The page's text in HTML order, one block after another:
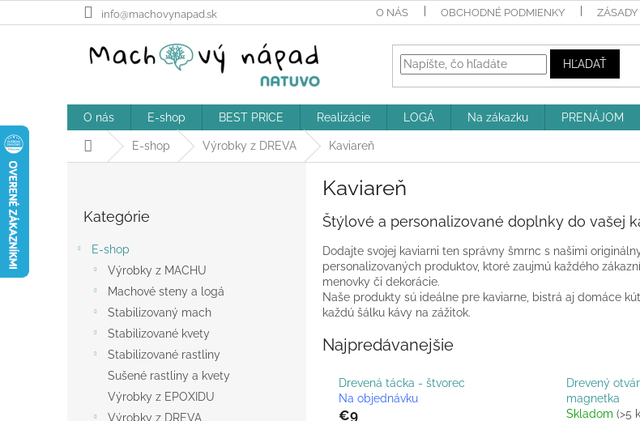
na
info@machovynapad.sk O NÁS OBCHODNÉ PODMIENKY
HĽADAŤ
O nás E-shop BEST PRICE Realizácie LOGÁ Na zákazku PRENÁJOM
DomovE-shop Výrobky z DREVA Kaviareň
kategórie
Kategórie
E-shop
Výrobky z MACHU
Machové steny a logá
Stabilizovaný mach
Stabilizované kvety
Stabilizované rastliny
Sušené rastliny a kvety
Výrobky z EPOXIDU
Výrobky z DREVA
Kaviareň
Štýlové a personalizované doplnky do vašej
Dodajte svojej kaviarni ten správny šmrnc s našimi
personalizovaných produktov, ktoré zaujmú každého
menovky či dekorácie.
Naše produkty sú ideálne pre kaviarne, bistrá aj domáce
každú šálku kávy na zážitok.
Najpredávanejšie
Drevená tácka - štvorec
Na objednávku
€9
Drevený
magnetka
Skladom (>5